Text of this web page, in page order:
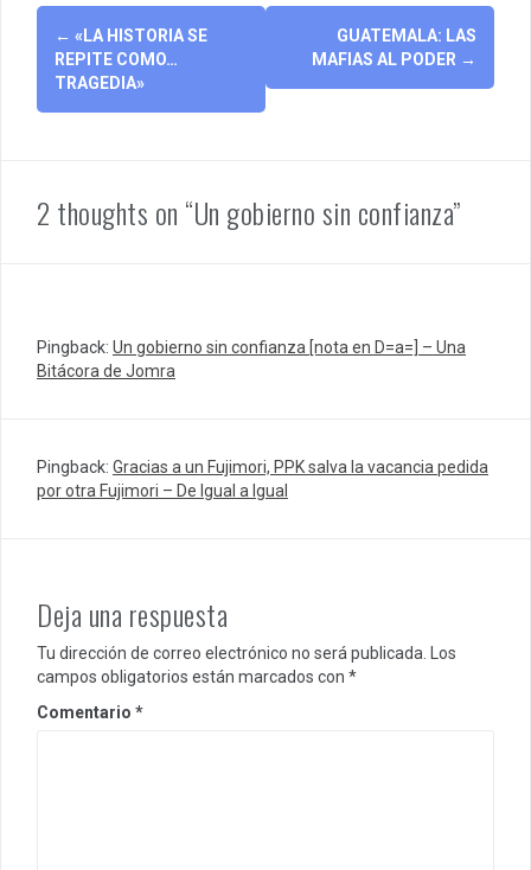
Post
navigation
← «LA HISTORIA SE
REPITE COMO…
TRAGEDIA»
GUATEMALA: LAS
MAFIAS AL PODER →
2 thoughts on “Un gobierno sin confianza”
Pingback: Un gobierno sin confianza [nota en D=a=] – Una
Bitácora de Jomra
Pingback: Gracias a un Fujimori, PPK salva la vacancia pedida
por otra Fujimori – De Igual a Igual
Deja una respuesta
Tu dirección de correo electrónico no será publicada.
Los
campos obligatorios están marcados con *
Comentario *